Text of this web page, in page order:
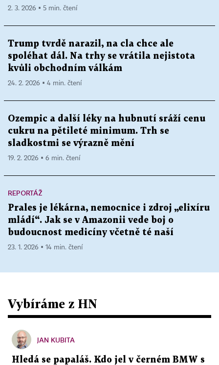
2. 3. 2026 ▪ 5 min. čtení
Trump tvrdě narazil, na cla chce ale
spoléhat dál. Na trhy se vrátila nejistota
kvůli obchodním válkám
24. 2. 2026 ▪ 4 min. čtení
Ozempic a další léky na hubnutí sráží cenu
cukru na pětileté minimum. Trh se
sladkostmi se výrazně mění
19. 2. 2026 ▪ 6 min. čtení
REPORTÁŽ
Prales je lékárna, nemocnice i zdroj „elixíru
mládí“. Jak se v Amazonii vede boj o
budoucnost medicíny včetně té naší
23. 1. 2026 ▪ 14 min. čtení
Vybíráme z HN
JAN KUBITA
Hledá se papaláš. Kdo jel v černém BMW s